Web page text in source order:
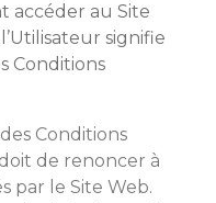
accéder au Site
signifie
Conditions
Conditions
de renoncer à
par le Site Web.